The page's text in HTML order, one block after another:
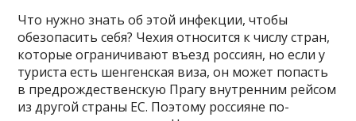
Что нужно знать об этой инфекции, чтобы
обезопасить себя? Чехия относится к числу стран,
которые ограничивают въезд россиян, но если у
туриста есть шенгенская виза, он может попасть
в предрождественскую Прагу внутренним рейсом
из другой страны ЕС. Поэтому россияне по-